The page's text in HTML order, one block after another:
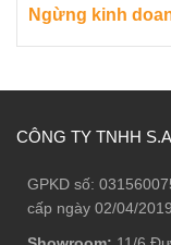
Ngừng kinh
CÔNG TY TNHH
GPKD số:
cấp ngày 02/04/2019